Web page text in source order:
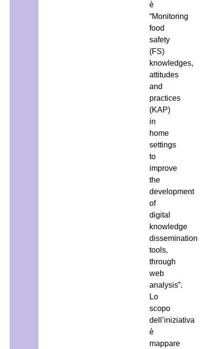
è
“Monitoring
food
safety
(FS)
knowledges,
attitudes
and
practices
(KAP)
in
home
settings
to
improve
the
development
of
digital
knowledge
dissemination
tools,
through
web
analysis”.
Lo
scopo
dell’iniziativa
è
mappare